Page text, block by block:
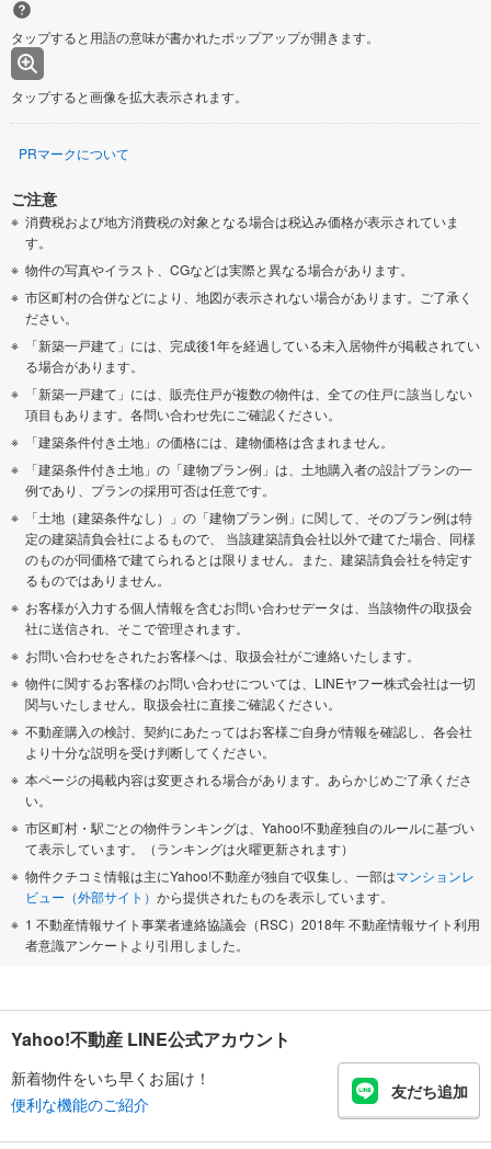
タップすると用語の意味が書かれたポップアップが開きます。
タップすると画像を拡大表示されます。
PRマークについて
ご注意
消費税および地方消費税の対象となる場合は税込み価格が表示されていま
す。
物件の写真やイラスト、CGなどは実際と異なる場合があります。
市区町村の合併などにより、地図が表示されない場合があります。ご了承く
ださい。
「新築一戸建て」には、完成後1年を経過している未入居物件が掲載されてい
る場合があります。
「新築一戸建て」には、販売住戸が複数の物件は、全ての住戸に該当しない
項目もあります。各問い合わせ先にご確認ください。
「建築条件付き土地」の価格には、建物価格は含まれません。
「建築条件付き土地」の「建物プラン例」は、土地購入者の設計プランの一
例であり、プランの採用可否は任意です。
「土地（建築条件なし）」の「建物プラン例」に関して、そのプラン例は特
定の建築請負会社によるもので、 当該建築請負会社以外で建てた場合、同様
のものが同価格で建てられるとは限りません。また、建築請負会社を特定す
るものではありません。
お客様が入力する個人情報を含むお問い合わせデータは、当該物件の取扱会
社に送信され、そこで管理されます。
お問い合わせをされたお客様へは、取扱会社がご連絡いたします。
物件に関するお客様のお問い合わせについては、LINEヤフー株式会社は一切
関与いたしません。取扱会社に直接ご確認ください。
不動産購入の検討、契約にあたってはお客様ご自身が情報を確認し、各会社
より十分な説明を受け判断してください。
本ページの掲載内容は変更される場合があります。あらかじめご了承くださ
い。
市区町村・駅ごとの物件ランキングは、Yahoo!不動産独自のルールに基づい
て表示しています。（ランキングは火曜更新されます）
物件クチコミ情報は主にYahoo!不動産が独自で収集し、一部はマンションレ
ビュー（外部サイト） から提供されたものを表示しています。
1 不動産情報サイト事業者連絡協議会（RSC）2018年 不動産情報サイト利用
者意識アンケートより引用しました。
Yahoo!不動産 LINE公式アカウント
新着物件をいち早くお届け！
便利な機能のご紹介
友だち追加